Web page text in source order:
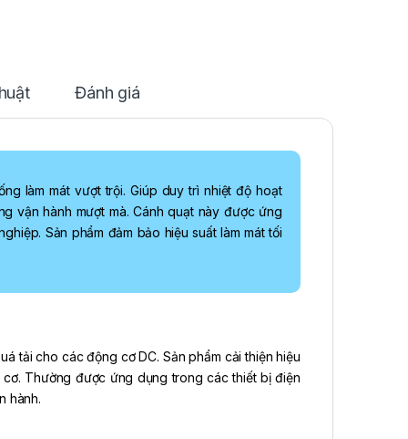
Đánh giá
làm mát vượt trội. Giúp duy trì nhiệt độ hoạt
vận hành mượt mà. Cánh quạt này được ứng
Sản phẩm đảm bảo hiệu suất làm mát tối
tải cho các động cơ DC. Sản phẩm cải thiện hiệu
Thường được ứng dụng trong các thiết bị điện
hành.